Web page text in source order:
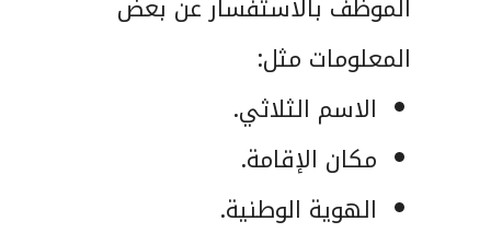
الموظف بالاستفسار عن بعض
المعلومات مثل:
الاسم الثلاثي.
مكان الإقامة.
الهوية الوطنية.